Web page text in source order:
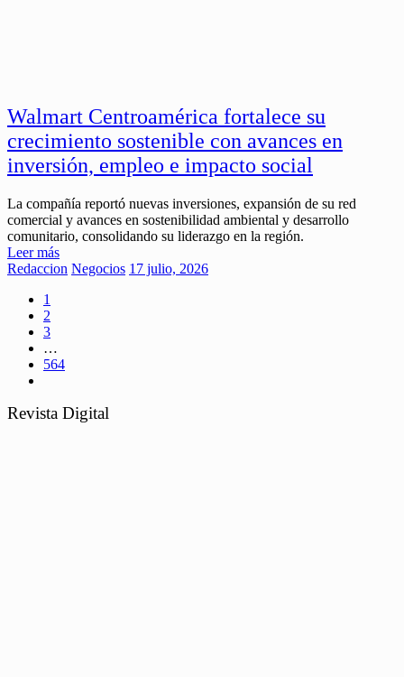
Walmart Centroamérica fortalece su
crecimiento sostenible con avances en
inversión, empleo e impacto social
La compañía reportó nuevas inversiones, expansión de su red
comercial y avances en sostenibilidad ambiental y desarrollo
comunitario, consolidando su liderazgo en la región.
Leer más
Redaccion Negocios 17 julio, 2026
1
2
3
…
564
Revista Digital